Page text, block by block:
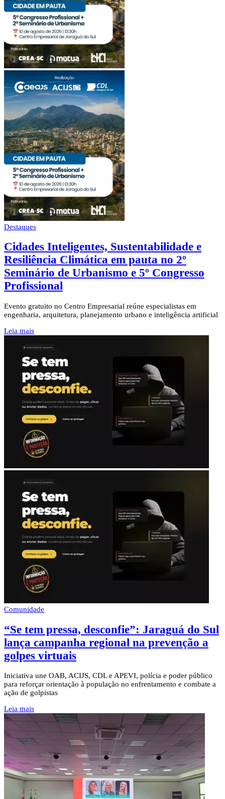
Destaques
Cidades Inteligentes, Sustentabilidade e
Resiliência Climática em pauta no 2º
Seminário de Urbanismo e 5º Congresso
Profissional
Evento gratuito no Centro Empresarial reúne especialistas em
engenharia, arquitetura, planejamento urbano e inteligência artificial
Leia mais
Comunidade
“Se tem pressa, desconfie”: Jaraguá do Sul
lança campanha regional na prevenção a
golpes virtuais
Iniciativa une OAB, ACIJS, CDL e APEVI, polícia e poder público
para reforçar orientação à população no enfrentamento e combate a
ação de golpistas
Leia mais